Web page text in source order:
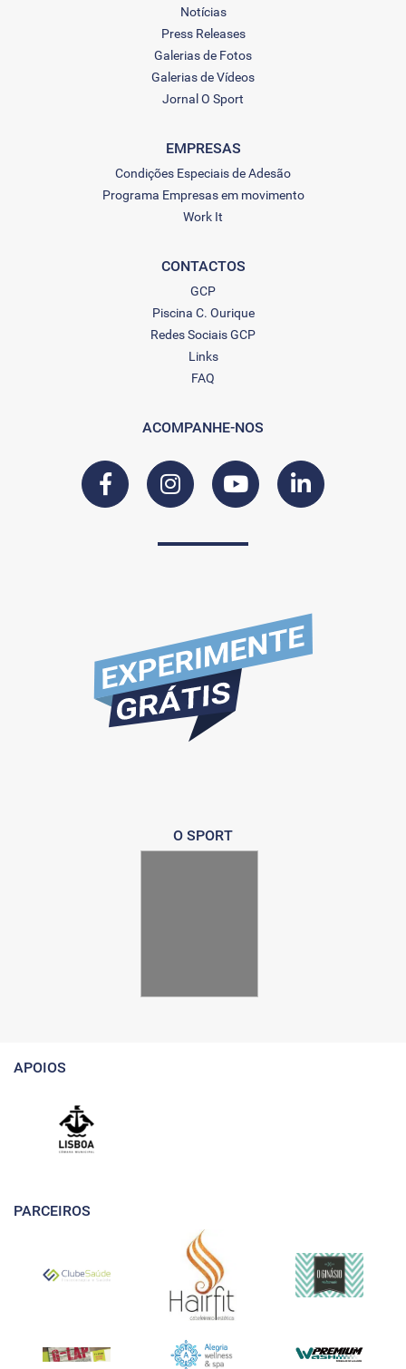
Notícias
Press Releases
Galerias de Fotos
Galerias de Vídeos
Jornal O Sport
EMPRESAS
Condições Especiais de Adesão
Programa Empresas em movimento
Work It
CONTACTOS
GCP
Piscina C. Ourique
Redes Sociais GCP
Links
FAQ
ACOMPANHE-NOS
O SPORT
APOIOS
PARCEIROS